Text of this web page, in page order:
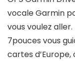
vocale Garmin
vous voulez
7pouces vous
cartes